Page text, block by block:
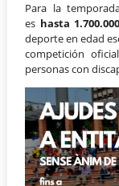
Para la
es hasta
deporte en edad
competición
personas con